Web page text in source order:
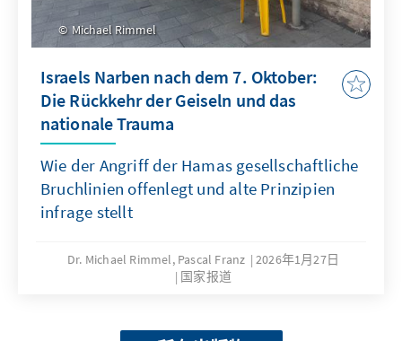
Michael Rimmel
Israels Narben nach dem 7. Oktober:
Die Rückkehr der Geiseln und das
nationale Trauma
Wie der Angriff der Hamas gesellschaftliche
Bruchlinien offenlegt und alte Prinzipien
infrage stellt
Dr. Michael Rimmel, Pascal Franz
2026年1月27日
国家报道